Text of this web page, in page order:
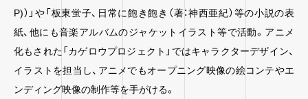
P)）」や「板東蛍子、日常に飽き飽き（著：神西亜紀）等の小説の表
紙、他にも音楽アルバムのジャケットイラスト等で活動。アニメ
化もされた「カゲロウプロジェクト」ではキャラクターデザイン、
イラストを担当し、アニメでもオープニング映像の絵コンテやエ
ンディング映像の制作等を手がける。